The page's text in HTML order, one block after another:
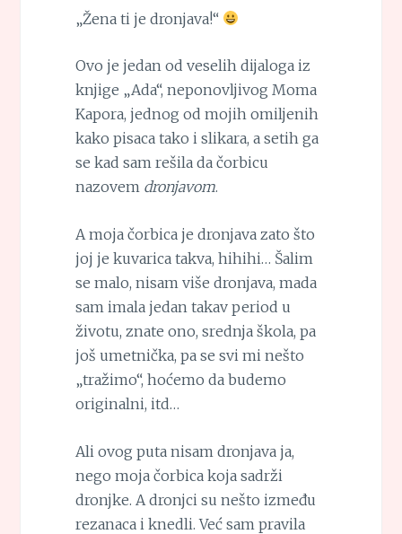
„Žena ti je dronjava!“
Ovo je jedan od veselih dijaloga iz
knjige „Ada“, neponovljivog Moma
Kapora, jednog od mojih omiljenih
kako pisaca tako i slikara, a setih ga
se kad sam rešila da čorbicu
nazovem dronjavom.
A moja čorbica je dronjava zato što
joj je kuvarica takva, hihihi… Šalim
se malo, nisam više dronjava, mada
sam imala jedan takav period u
životu, znate ono, srednja škola, pa
još umetnička, pa se svi mi nešto
„tražimo“, hoćemo da budemo
originalni, itd…
Ali ovog puta nisam dronjava ja,
nego moja čorbica koja sadrži
dronjke. A dronjci su nešto između
rezanaca i knedli. Već sam pravila